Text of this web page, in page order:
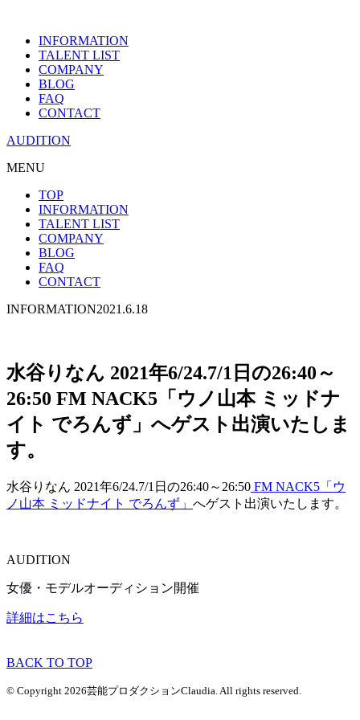
INFORMATION
TALENT LIST
COMPANY
BLOG
FAQ
CONTACT
AUDITION
MENU
TOP
INFORMATION
TALENT LIST
COMPANY
BLOG
FAQ
CONTACT
INFORMATION2021.6.18
水谷りなん 2021年6/24.7/1日の26:40～
26:50 FM NACK5「ウノ山本 ミッドナ
イト でろんず」へゲスト出演いたしま
す。
水谷りなん 2021年6/24.7/1日の26:40～26:50 FM NACK5「ウ
ノ山本 ミッドナイト でろんず」 へゲスト出演いたします。
AUDITION
女優・モデルオーディション開催
詳細はこちら
BACK TO TOP
© Copyright 2026芸能プロダクションClaudia. All rights reserved.